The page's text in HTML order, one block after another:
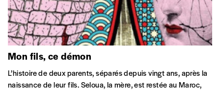
Mon fils, ce démon
L’histoire de deux parents, séparés depuis vingt ans, après la
naissance de leur fils. Seloua, la mère, est restée au Maroc,